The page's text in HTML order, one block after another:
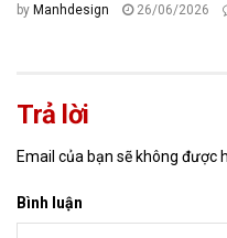
by Manhdesign 26/06/2026
Trả lời
Email của bạn sẽ không được
Bình luận